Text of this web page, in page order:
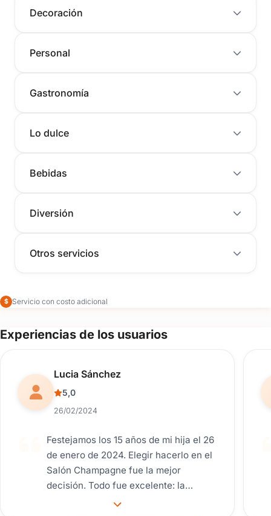
Decoración
Personal
Gastronomía
Lo dulce
Bebidas
Diversión
Otros servicios
$ Servicio con costo adicional
Experiencias de los usuarios
Reseña de usuario.
Lucia Sánchez
5,0
26/02/2024
Festejamos los 15 años de mi hija el 26
de enero de 2024. Elegir hacerlo en el
Salón Champagne fue la mejor
decisión. Todo fue excelente: la
fotografía, la comida, la atención de